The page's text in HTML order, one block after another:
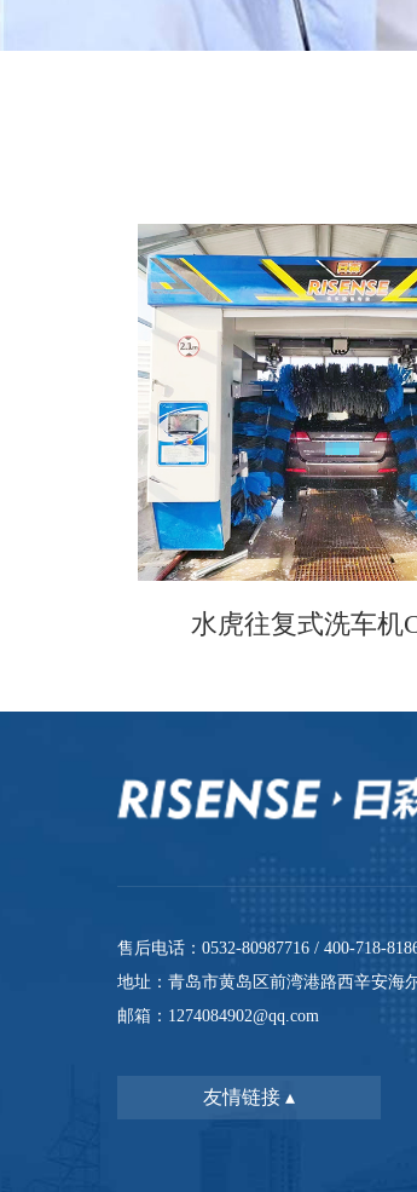
水虎往复式洗车机
售后电话：0532-80987716 / 400-718-
地址：青岛市黄岛区前湾港路西辛安海
邮箱：1274084902@qq.com
友情链接 ▴